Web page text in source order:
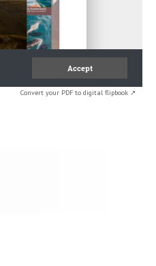
Convert your PDF to digital flipbook ↗